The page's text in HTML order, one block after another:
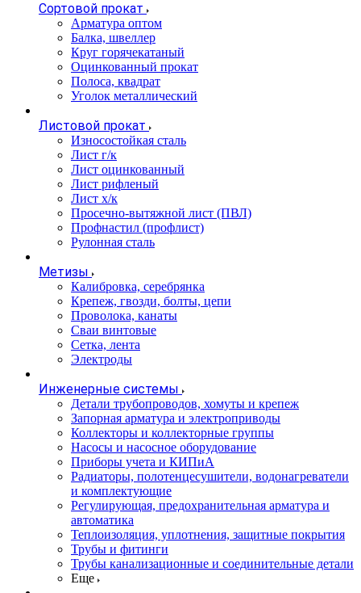
Сортовой прокат
Арматура оптом
Балка, швеллер
Круг горячекатаный
Оцинкованный прокат
Полоса, квадрат
Уголок металлический
Листовой прокат
Износостойкая сталь
Лист г/к
Лист оцинкованный
Лист рифленый
Лист х/к
Просечно-вытяжной лист (ПВЛ)
Профнастил (профлист)
Рулонная сталь
Метизы
Калибровка, серебрянка
Крепеж, гвозди, болты, цепи
Проволока, канаты
Сваи винтовые
Сетка, лента
Электроды
Инженерные системы
Детали трубопроводов, хомуты и крепеж
Запорная арматура и электроприводы
Коллекторы и коллекторные группы
Насосы и насосное оборудование
Приборы учета и КИПиА
Радиаторы, полотенцесушители, водонагреватели
и комплектующие
Регулирующая, предохранительная арматура и
автоматика
Теплоизоляция, уплотнения, защитные покрытия
Трубы и фитинги
Трубы канализационные и соединительные детали
Еще